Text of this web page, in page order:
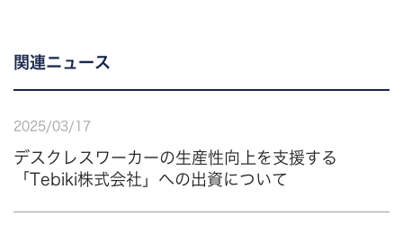
関連ニュース
2025 /03 / 17
デスクレスワーカーの生産性向上を支援する
「Tebiki株式会社」への出資について